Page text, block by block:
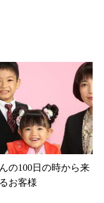
の100日の時から来
お客様